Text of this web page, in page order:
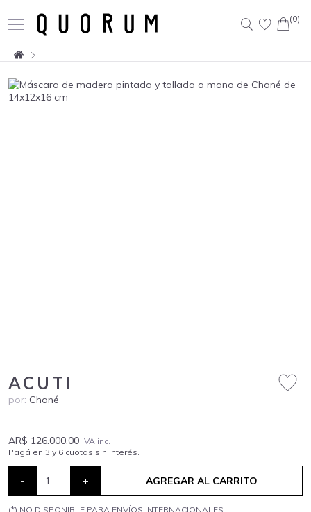
Buscar:
(0)
ACUTI
por: Chané
AR$ 126.000,00 IVA inc.
Pagá en 3 y 6 cuotas sin interés.
- + AGREGAR AL CARRITO
(*) NO DISPONIBLE PARA ENVÍOS INTERNACIONALES.